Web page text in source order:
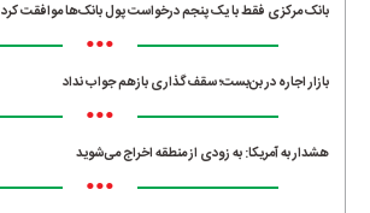
بانک مرکزی فقط با یک‌ پنجم درخواست پول بانک‌ها موافقت کرد
•••
بازار اجاره در بن‌بست؛ سقف‌گذاری بازهم جواب نداد
•••
هشدار به آمریکا: به زودی از منطقه اخراج می‌شوید
•••